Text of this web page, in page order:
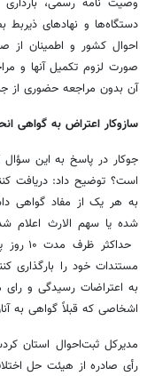
دستگاه‌ها و نهادهای
احوال کشور و اطمینان از
صورت لزوم تکمیل آنها و
آن بدون مراجعه حضوری از
سازوکار اعتراض به گواهی
جوکار در پاسخ به این
است؟ توضیح داد: دریافت
به هر یک از مفاد گواهی
شده یا سهم الارث اعلام
مستندات خود را بارگذاری
به اعتراضات رسیدگی و
اشخاصی که قبلاً گواهی به
مدیرکل ثبت‌احوال استان
رأی صادره از هیئت حل